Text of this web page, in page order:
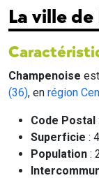
La ville
Champenoise
(36), en région
Code Postal
Superficie :
Population :